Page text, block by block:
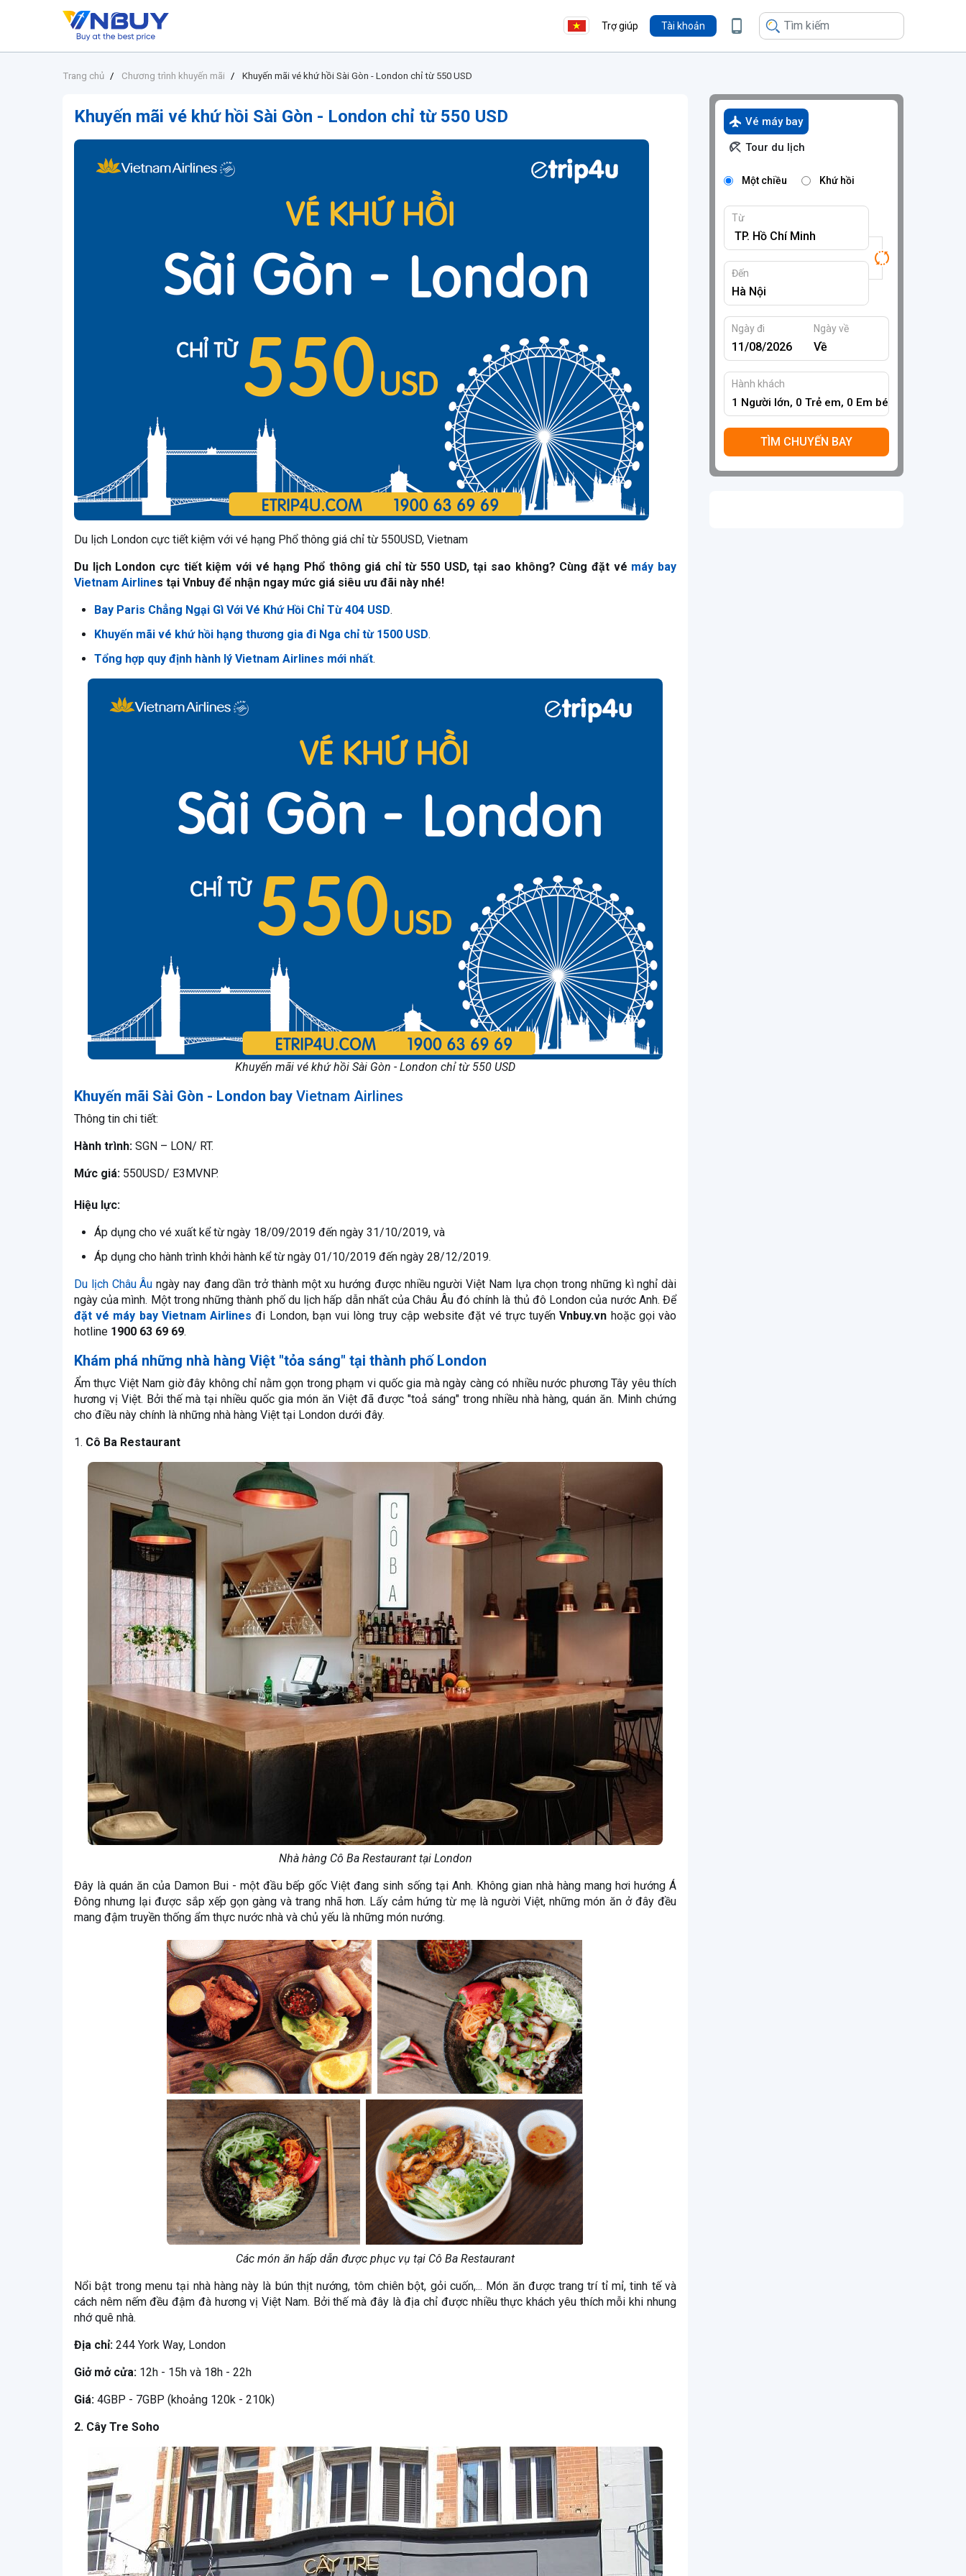
Trợ giúp Tài khoản
Trang chủ Chương trình khuyến mãi Khuyến mãi vé khứ hồi Sài Gòn - London chỉ từ 550 USD
Khuyến mãi vé khứ hồi Sài Gòn - London chỉ từ 550 USD
Du lịch London cực tiết kiệm với vé hạng Phổ thông giá chỉ từ 550USD, Vietnam
Du lịch London cực tiết kiệm với vé hạng Phổ thông giá chỉ từ 550 USD, tại sao không? Cùng đặt vé máy bay
Vietnam Airlines tại Vnbuy để nhận ngay mức giá siêu ưu đãi này nhé!
Bay Paris Chẳng Ngại Gì Với Vé Khứ Hồi Chỉ Từ 404 USD.
Khuyến mãi vé khứ hồi hạng thương gia đi Nga chỉ từ 1500 USD.
Tổng hợp quy định hành lý Vietnam Airlines mới nhất.
Khuyến mãi vé khứ hồi Sài Gòn - London chỉ từ 550 USD
Khuyến mãi Sài Gòn - London bay Vietnam Airlines
Thông tin chi tiết:
Hành trình: SGN – LON/ RT.
Mức giá: 550USD/ E3MVNP.
Hiệu lực:
Áp dụng cho vé xuất kể từ ngày 18/09/2019 đến ngày 31/10/2019, và
Áp dụng cho hành trình khởi hành kể từ ngày 01/10/2019 đến ngày 28/12/2019.
Du lịch Châu Âu ngày nay đang dần trở thành một xu hướng được nhiều người Việt Nam lựa chọn trong những kì nghỉ dài
ngày của mình. Một trong những thành phố du lịch hấp dẫn nhất của Châu Âu đó chính là thủ đô London của nước Anh. Để
đặt vé máy bay Vietnam Airlines đi London, bạn vui lòng truy cập website đặt vé trực tuyếnVnbuy.vn hoặc gọi vào
hotline 1900 63 69 69.
Khám phá những nhà hàng Việt "tỏa sáng" tại thành phố London
Ẩm thực Việt Nam giờ đây không chỉ nằm gọn trong phạm vi quốc gia mà ngày càng có nhiều nước phương Tây yêu thích
hương vị Việt. Bởi thế mà tại nhiều quốc gia món ăn Việt đã được "toả sáng" trong nhiều nhà hàng, quán ăn. Minh chứng
cho điều này chính là những nhà hàng Việt tại London dưới đây.
1. Cô Ba Restaurant
Nhà hàng Cô Ba Restaurant tại London
Đây là quán ăn của Damon Bui - một đầu bếp gốc Việt đang sinh sống tại Anh. Không gian nhà hàng mang hơi hướng Á
Đông nhưng lại được sắp xếp gọn gàng và trang nhã hơn. Lấy cảm hứng từ mẹ là người Việt, những món ăn ở đây đều
mang đậm truyền thống ẩm thực nước nhà và chủ yếu là những món nướng.
Các món ăn hấp dẫn được phục vụ tại Cô Ba Restaurant
Nổi bật trong menu tại nhà hàng này là bún thịt nướng, tôm chiên bột, gỏi cuốn,... Món ăn được trang trí tỉ mỉ, tinh tế và
cách nêm nếm đều đậm đà hương vị Việt Nam. Bởi thế mà đây là địa chỉ được nhiều thực khách yêu thích mỗi khi nhung
nhớ quê nhà.
Địa chỉ: 244 York Way, London
Giở mở cửa: 12h - 15h và 18h - 22h
Giá: 4GBP - 7GBP (khoảng 120k - 210k)
2. Cây Tre Soho
Vé máy bay
Tour du lịch
Một chiều Khứ hồi
Từ
Đến
Ngày đi Ngày về
Hành khách
1 Người lớn, 0 Trẻ em, 0 Em bé
TÌM CHUYẾN BAY